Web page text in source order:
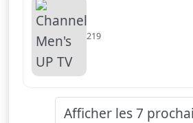
219
Afficher les 7